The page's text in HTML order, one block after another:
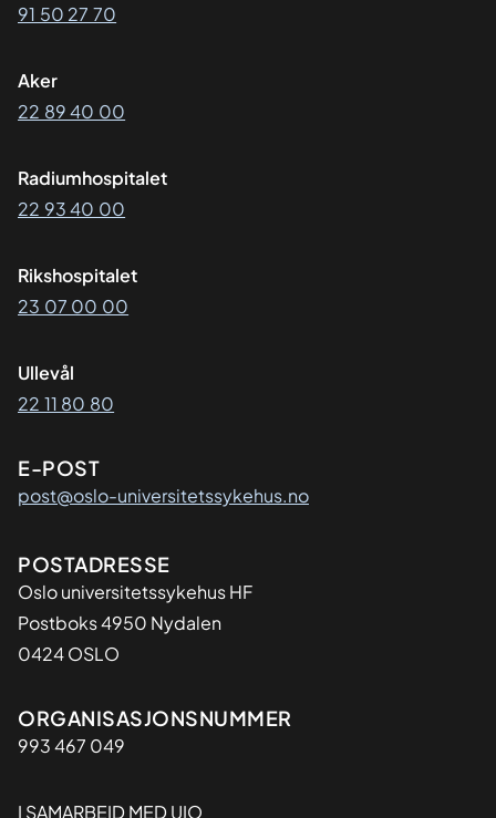
91 50 27 70
Aker
22 89 40 00
Radiumhospitalet
22 93 40 00
Rikshospitalet
23 07 00 00
Ullevål
22 11 80 80
E-POST
post@oslo-universitetssykehus.no
Adresse
POSTADRESSE
Oslo universitetssykehus HF
Postboks 4950 Nydalen
0424 OSLO
Organisasjon
ORGANISASJONSNUMMER
993 467 049
I SAMARBEID MED UIO